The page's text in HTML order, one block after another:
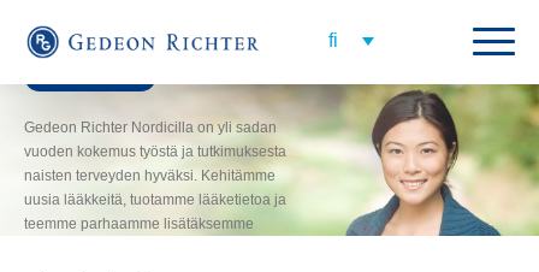
naisten terveyden hyväksi.
Gedeon Richter Nordicilla on yli sadan
vuoden kokemus työstä ja tutkimuksesta
naisten terveyden hyväksi. Kehitämme
uusia lääkkeitä, tuotamme lääketietoa ja
teemme parhaamme lisätäksemme